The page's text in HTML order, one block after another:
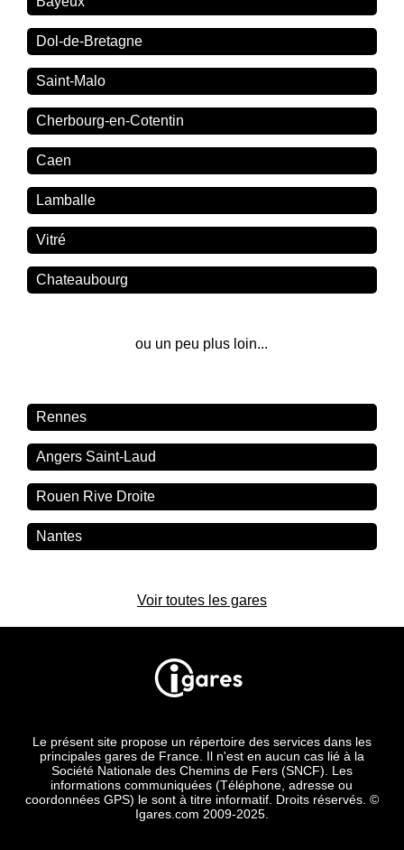
Dol-de-Bretagne
Saint-Malo
Cherbourg-en-Cotentin
Caen
Lamballe
Vitré
Chateaubourg
ou un peu plus loin...
Rennes
Angers Saint-Laud
Rouen Rive Droite
Nantes
Voir toutes les gares
Le présent site propose un répertoire des services dans les
principales gares de France. Il n'est en aucun cas lié à la
Société Nationale des Chemins de Fers (SNCF). Les
informations communiquées (Téléphone, adresse ou
coordonnées GPS) le sont à titre informatif. Droits réservés. ©
Igares.com 2009-2025.